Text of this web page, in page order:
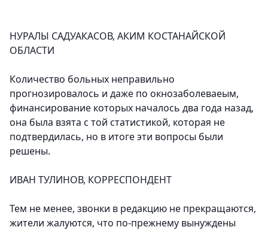
НУРАЛЫ САДУАКАСОВ, АКИМ КОСТАНАЙСКОЙ
ОБЛАСТИ
Количество больных неправильно
прогнозировалось и даже по окнозаболеваеым,
финансирование которых началось два года назад,
она была взята с той статистикой, которая не
подтвердилась, но в итоге эти вопросы были
решены.
ИВАН ТУЛИНОВ, КОРРЕСПОНДЕНТ
Тем не менее, звонки в редакцию не прекращаются,
жители жалуются, что по-прежнему вынуждены